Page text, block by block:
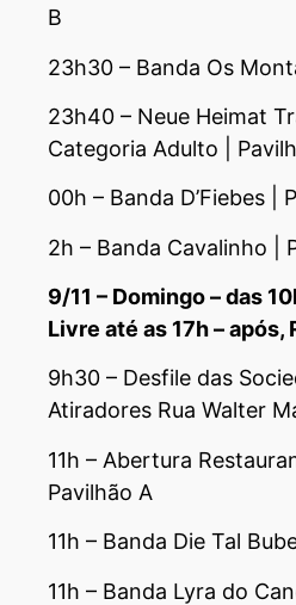
B
23h30 – Banda Os
23h40 – Neue Heimat
Categoria Adulto |
00h – Banda D’Fiebes |
2h – Banda Cavalinho |
9/11 – Domingo – das
Livre até as 17h – após,
9h30 – Desfile das
Atiradores Rua Walter
11h – Abertura
Pavilhão A
11h – Banda Die Tal
11h – Banda Lyra do